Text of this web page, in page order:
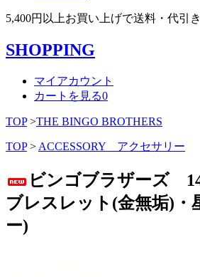
5,400円以上お買い上げで送料・代引
SHOPPING
マイアカウント
カートを見る0
TOP >THE BINGO BROTHERS
TOP > ACCESSORY アクセサリー
ビンゴブラザーズ
ブレスレット(金無垢)・
ー)